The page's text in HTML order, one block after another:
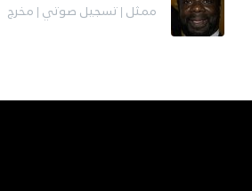
ممثل | تسجيل صوتي | مخرج